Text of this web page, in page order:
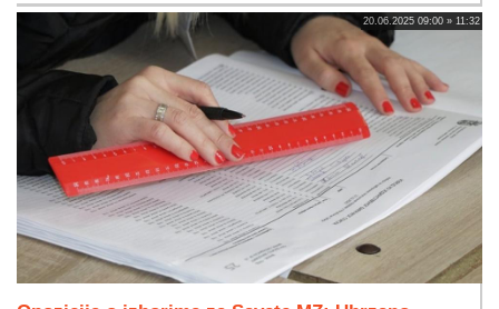
20.06.2025 09:00 » 11:32